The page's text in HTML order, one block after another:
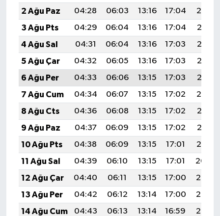
2 Ağu Paz
04:28 06:03 13:16 17:04
20:19
3 Ağu Pts
04:29 06:04 13:16 17:04
20:18
4 Ağu Sal
04:31 06:04 13:16 17:03
20:17
5 Ağu Çar
04:32 06:05 13:16 17:03
20:16
6 Ağu Per
04:33 06:06 13:15 17:03
20:15
7 Ağu Cum
04:34 06:07 13:15 17:02
20:14
8 Ağu Cts
04:36 06:08 13:15 17:02
20:13
9 Ağu Paz
04:37 06:09 13:15 17:02
20:12
10 Ağu Pts
04:38 06:09 13:15 17:01
20:10
11 Ağu Sal
04:39 06:10 13:15 17:01
20:09
12 Ağu Çar
04:40 06:11 13:15 17:00
20:08
13 Ağu Per
04:42 06:12 13:14 17:00
20:07
14 Ağu Cum
04:43 06:13 13:14 16:59
20:06